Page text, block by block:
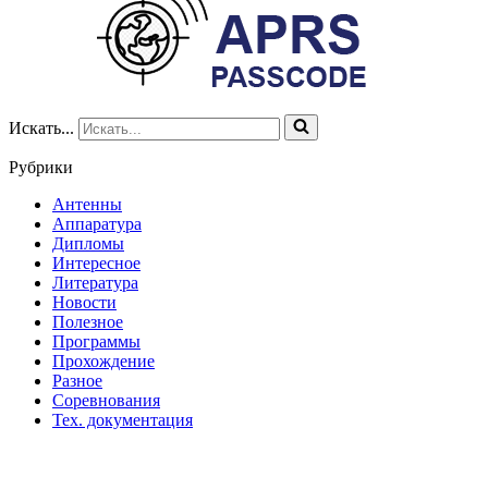
Искать...
Рубрики
Антенны
Аппаратура
Дипломы
Интересное
Литература
Новости
Полезное
Программы
Прохождение
Разное
Соревнования
Тех. документация